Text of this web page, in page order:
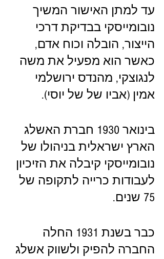
עד למתן האישור המשיך
נובומייסקי בבדיקת דרכי
הייצור, הובלה וכוח אדם,
כאשר הוא מפעיל את משה
לנגוצקי, מהנדס ירושלמי
אמין (אביו של של יוסי).
בינואר 1930 חברת האשלג
הארץ ישראלית בניהולו של
נובומייסקי קיבלה את הזיכיון
לעבודות כרייה לתקופה של
75 שנים.
כבר בשנת 1931 החלה
החברה להפיק ולשווק אשלג